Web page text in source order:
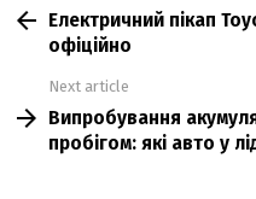
moreЕлектричний пікап
офіційно
Next article
Випробування
пробігом: які авто у